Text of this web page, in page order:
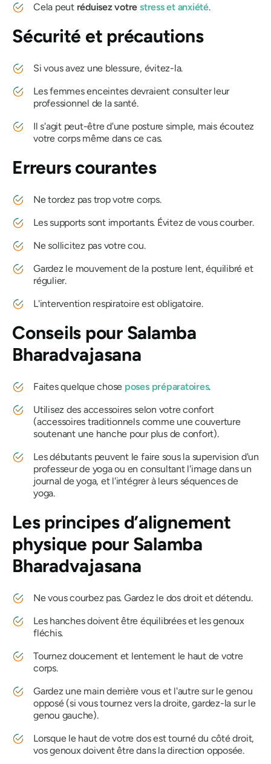
Cela peut réduisez votrestress et anxiété.
Sécurité et précautions
Si vous avez une blessure, évitez-la.
Les femmes enceintes devraient consulter leur
professionnel de la santé.
Il s'agit peut-être d'une posture simple, mais écoutez
votre corps même dans ce cas.
Erreurs courantes
Ne tordez pas trop votre corps.
Les supports sont importants. Évitez de vous courber.
Ne sollicitez pas votre cou.
Gardez le mouvement de la posture lent, équilibré et
régulier.
L'intervention respiratoire est obligatoire.
Conseils pour Salamba
Bharadvajasana
Faites quelque chose poses préparatoires.
Utilisez des accessoires selon votre confort
(accessoires traditionnels comme une couverture
soutenant une hanche pour plus de confort).
Les débutants peuvent le faire sous la supervision d'un
professeur de yoga ou en consultant l'image dans un
journal de yoga, et l'intégrer à leurs séquences de
yoga.
Les principes d’alignement
physique pour Salamba
Bharadvajasana
Ne vous courbez pas. Gardez le dos droit et détendu.
Les hanches doivent être équilibrées et les genoux
fléchis.
Tournez doucement et lentement le haut de votre
corps.
Gardez une main derrière vous et l'autre sur le genou
opposé (si vous tournez vers la droite, gardez-la sur le
genou gauche).
Lorsque le haut de votre dos est tourné du côté droit,
vos genoux doivent être dans la direction opposée.